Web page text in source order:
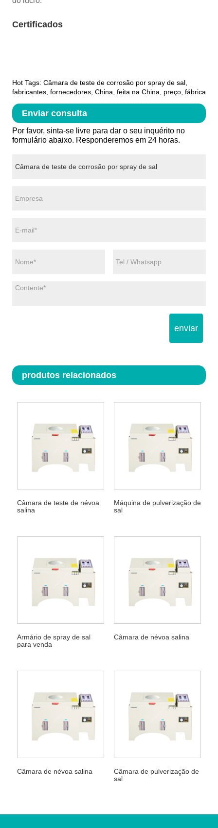
Certificados
Hot Tags: Câmara de teste de corrosão por spray de sal,
fabricantes, fornecedores, China, feita na China, preço, fábrica
Enviar consulta
Por favor, sinta-se livre para dar o seu inquérito no
formulário abaixo. Responderemos em 24 horas.
enviar
produtos relacionados
Câmara de teste de névoa
salina
Máquina de pulverização de
sal
Armário de spray de sal
para venda
Câmara de névoa salina
Câmara de névoa salina
Câmara de pulverização de
sal